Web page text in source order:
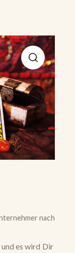
nach
es wird Dir